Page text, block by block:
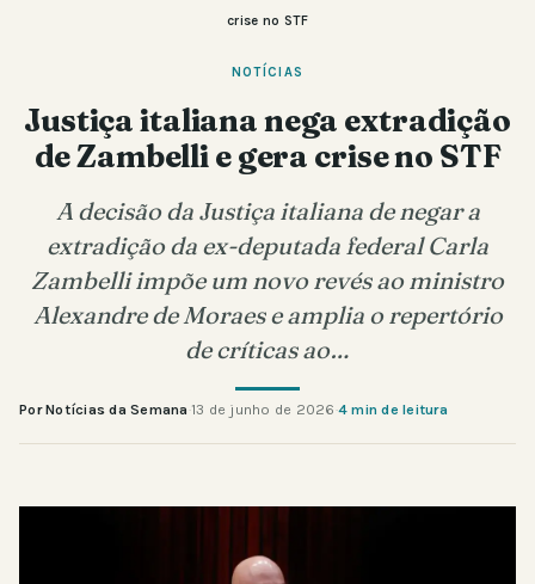
crise no STF
NOTÍCIAS
Justiça italiana nega extradição
de Zambelli e gera crise no STF
A decisão da Justiça italiana de negar a
extradição da ex-deputada federal Carla
Zambelli impõe um novo revés ao ministro
Alexandre de Moraes e amplia o repertório
de críticas ao…
Por Notícias da Semana·13 de junho de 2026·4 min de leitura